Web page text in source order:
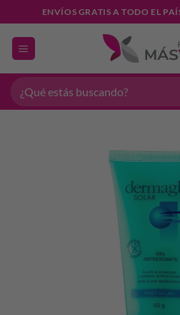
al
contenido
ENVÍOS GRATIS A TODO EL
Buscar
por: